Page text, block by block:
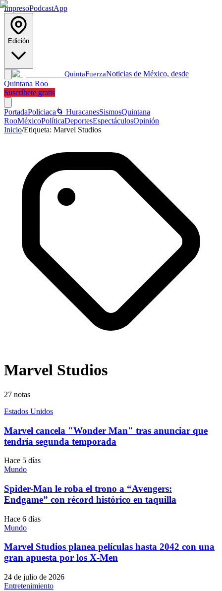
ImpresoPodcastApp
Edición
QuintaFuerzaNoticias de México, desde
Quintana Roo
Suscríbete gratis
PortadaPoliciaca 🌀 HuracanesSismosQuintana
RooMéxicoPolíticaDeportesEspectáculosOpinión
Inicio/Etiqueta: Marvel Studios
Marvel Studios
27 notas
Estados Unidos
Marvel cancela "Wonder Man" tras anunciar que
tendría segunda temporada
Hace 5 días
Mundo
Spider-Man le roba el trono a “Avengers:
Endgame” con récord histórico en taquilla
Hace 6 días
Mundo
Marvel Studios planea películas hasta 2042 con una
gran apuesta por los X-Men
24 de julio de 2026
Entretenimiento